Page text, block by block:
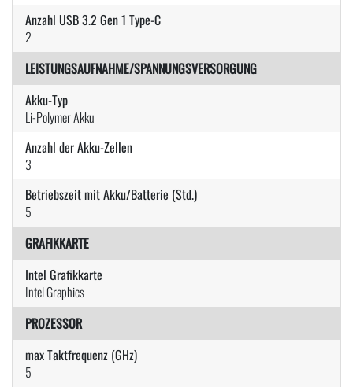
Anzahl USB 3.2 Gen 1 Type-C
2
LEISTUNGSAUFNAHME/SPANNUNGSVERSORGUNG
Akku-Typ
Li-Polymer Akku
Anzahl der Akku-Zellen
3
Betriebszeit mit Akku/Batterie (Std.)
5
GRAFIKKARTE
Intel Grafikkarte
Intel Graphics
PROZESSOR
max Taktfrequenz (GHz)
5